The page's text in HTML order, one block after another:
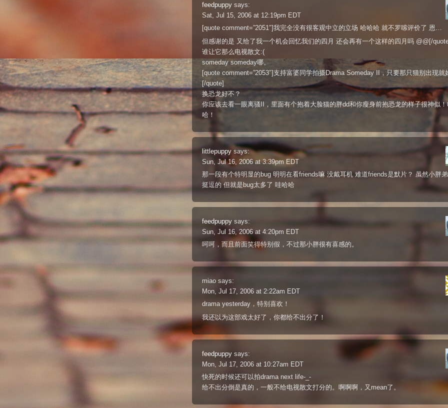
feedpuppy says:
Sat, Jul 15, 2006 at 12:19pm EDT
[quote comment=”2051″]我完全没有很客观中立的立场 哈哈哈 就不罗嗦评价了 恩…
但感谢的是 又给了我一个机会回忆我们的四月 还会再有一个这样的四月吗 @@[/
谁让它那么电视散文:(
someday someday哪。
[quote comment=”2053″]支持富婆同学拍摄Drama Someday II，只要那只猫别出现就
[/quote]
换恐龙好不？
你应该去看一眼离骚II，里面有个抱着大脸猫的胖dd和你瘦身前抱恐龙的样子很神似
哈！
littlepuppy says:
Sun, Jul 16, 2006 at 3:39pm EDT
那一段有个特明显的bug 明明在看friends嘛 没戴耳机 难道friends是默片？ 虽然小胖
挺逗的 但就是bug太多了 哇哈哈
feedpuppy says:
Sun, Jul 16, 2006 at 4:20pm EDT
呵呵，而且前面笑得特别假，不过那小胖很有喜感的。
miao says:
Mon, Jul 17, 2006 at 2:22am EDT
drama yesterday，特别喜欢！
我还以为这部戏太好了，你都给不出分了！
feedpuppy says:
Mon, Jul 17, 2006 at 10:27am EDT
快死的时候还可以拍drama next life-_-
给不出分倒是真的，一般不给电视散文打分的。啊啊啊，又mean了。